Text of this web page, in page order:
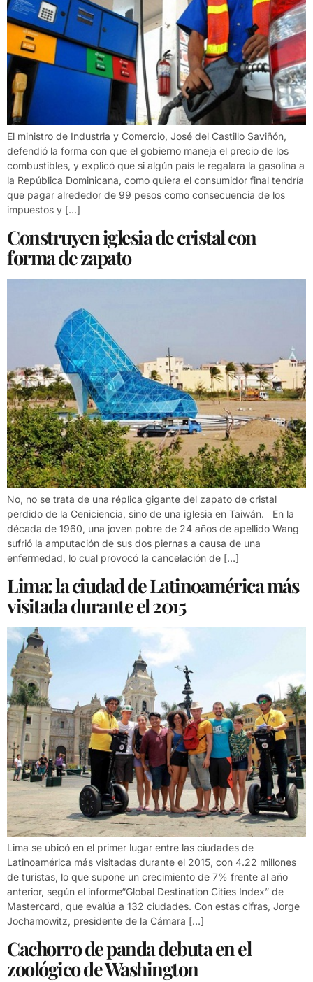
El ministro de Industria y Comercio, José del Castillo Saviñón,
defendió la forma con que el gobierno maneja el precio de los
combustibles, y explicó que si algún país le regalara la gasolina a
la República Dominicana, como quiera el consumidor final tendría
que pagar alrededor de 99 pesos como consecuencia de los
impuestos y […]
Construyen iglesia de cristal con
forma de zapato
No, no se trata de una réplica gigante del zapato de cristal
perdido de la Ceniciencia, sino de una iglesia en Taiwán. En la
década de 1960, una joven pobre de 24 años de apellido Wang
sufrió la amputación de sus dos piernas a causa de una
enfermedad, lo cual provocó la cancelación de […]
Lima: la ciudad de Latinoamérica más
visitada durante el 2015
Lima se ubicó en el primer lugar entre las ciudades de
Latinoamérica más visitadas durante el 2015, con 4.22 millones
de turistas, lo que supone un crecimiento de 7% frente al año
anterior, según el informe“Global Destination Cities Index” de
Mastercard, que evalúa a 132 ciudades. Con estas cifras, Jorge
Jochamowitz, presidente de la Cámara […]
Cachorro de panda debuta en el
zoológico de Washington